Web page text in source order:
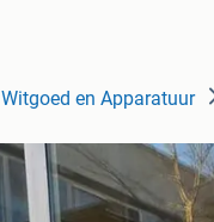
Witgoed en Apparatuur